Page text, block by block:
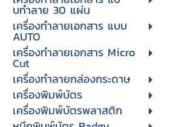
บทําลาย 30 แผ่น
เครื่องทำลายเอกสาร แบบ
AUTO
เครื่องทำลายเอกสาร Micro
Cut
เครื่องทำลายกล่องกระดาษ
เครื่องพิมพ์บัตร
เครื่องพิมพ์บัตรพลาสติก